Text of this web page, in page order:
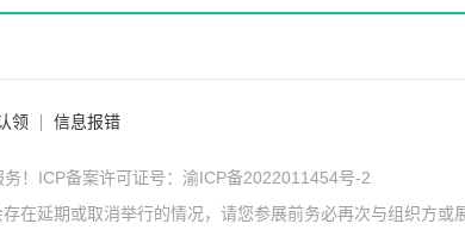
领 信息报错
！ICP备案许可证号： 渝ICP备2022011454号-2
延期或取消举行的情况，请您参展前务必再次与组织方或